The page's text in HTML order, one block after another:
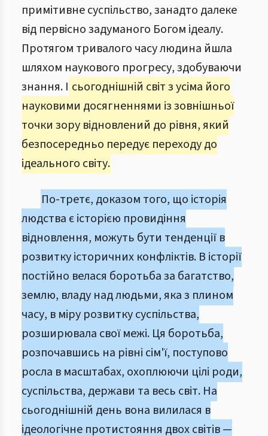
примітивне суспільство, занадто далеке
від первісно задуманого Богом ідеалу.
Протягом тривалого часу людина йшла
шляхом наукового прогресу, здобуваючи
знання. І сьогоднішній світ з усіма його
науковими досягненнями із зовнішньої
точки зору відновлений до рівня, який
безпосередньо передує переходу до
ідеального світу.
По-третє, доказом того, що історія
людства є історією провидіння
відновлення, можуть бути тенденції в
розвитку історичних конфліктів. В історії
постійно велася боротьба за багатство,
землю, владу над людьми, яка з плином
часу, в міру розвитку суспільства,
розширювала свої межі. Ця боротьба,
розпочавшись на рівні сім'ї, поступово
росла в масштабах, охоплюючи цілі роди,
суспільства, держави та весь світ. На
сьогоднішній день вона вилилася в
ідеологічне протистояння двох світів —